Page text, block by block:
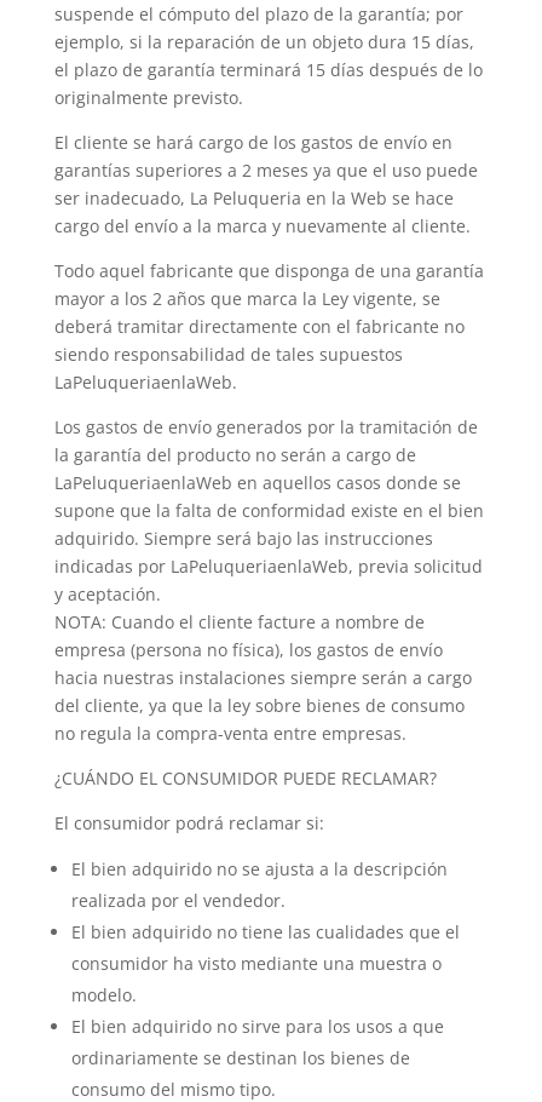
suspende el cómputo del plazo de la garantía; por
ejemplo, si la reparación de un objeto dura 15 días,
el plazo de garantía terminará 15 días después de lo
originalmente previsto.
El cliente se hará cargo de los gastos de envío en
garantías superiores a 2 meses ya que el uso puede
ser inadecuado, La Peluqueria en la Web se hace
cargo del envío a la marca y nuevamente al cliente.
Todo aquel fabricante que disponga de una garantía
mayor a los 2 años que marca la Ley vigente, se
deberá tramitar directamente con el fabricante no
siendo responsabilidad de tales supuestos
LaPeluqueriaenlaWeb.
Los gastos de envío generados por la tramitación de
la garantía del producto no serán a cargo de
LaPeluqueriaenlaWeb en aquellos casos donde se
supone que la falta de conformidad existe en el bien
adquirido. Siempre será bajo las instrucciones
indicadas por LaPeluqueriaenlaWeb, previa solicitud
y aceptación.
NOTA: Cuando el cliente facture a nombre de
empresa (persona no física), los gastos de envío
hacia nuestras instalaciones siempre serán a cargo
del cliente, ya que la ley sobre bienes de consumo
no regula la compra-venta entre empresas.
¿CUÁNDO EL CONSUMIDOR PUEDE RECLAMAR?
El consumidor podrá reclamar si:
El bien adquirido no se ajusta a la descripción
realizada por el vendedor.
El bien adquirido no tiene las cualidades que el
consumidor ha visto mediante una muestra o
modelo.
El bien adquirido no sirve para los usos a que
ordinariamente se destinan los bienes de
consumo del mismo tipo.